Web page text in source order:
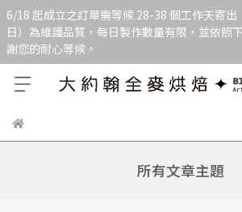
6/18 起成立之訂單需等候 28-38 個工作天寄出
日）為維護品質，每日製作數量有限，並依照
謝您的耐心等候。
所有文章主題